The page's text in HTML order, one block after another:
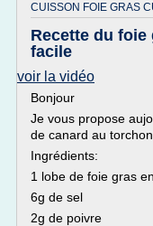
CUISSON FOIE GRAS
Recette du
facile
voir la vidéo
Bonjour
Je vous propose
de canard au torchon.
Ingrédients:
1 lobe de foie gras
6g de sel
2g de poivre